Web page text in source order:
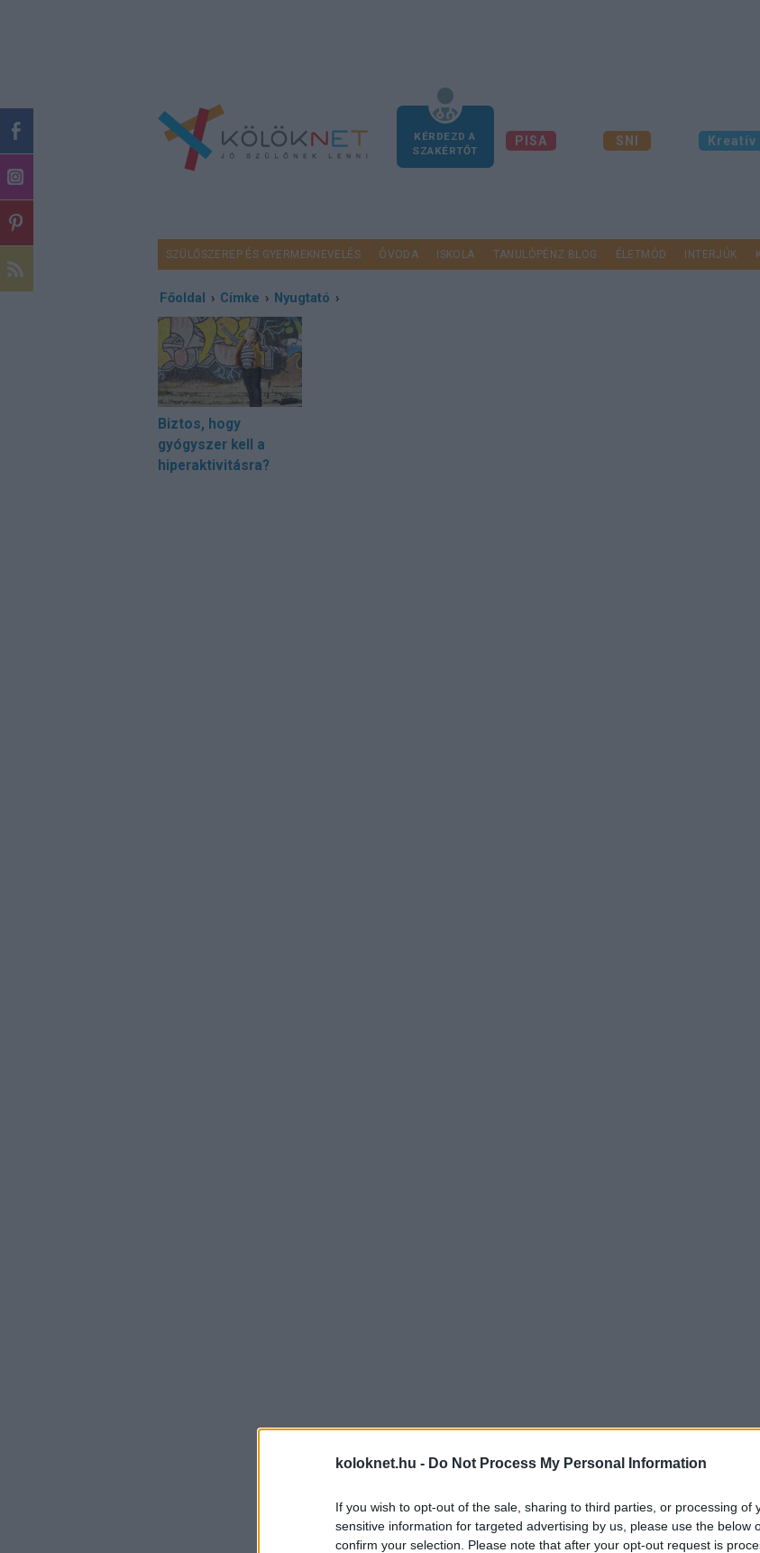
koloknet.hu - Do Not Process My Personal Information
If you wish to opt-out of the sale, sharing to third parties, or processing of
sensitive information for targeted advertising by us, please use the below
confirm your selection. Please note that after your opt-out request is
KÉRDEZD A
SZAKÉRTŐT
PISA SNI
SZÜLŐSZEREP ÉS GYERMEKNEVELÉS ÓVODA ISKOLA TANULÓPÉNZ BLOG ÉLETMÓD INTERJÚK
Főoldal › Címke › Nyugtató ›
Biztos, hogy
gyógyszer kell a
hiperaktivitásra?